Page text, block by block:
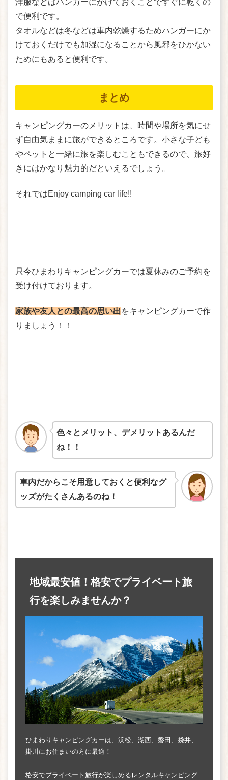
で便利です。
タオルなどは冬などは車内乾燥するためハンガーにか
けておくだけでも加湿になることから風邪をひかない
ためにもあると便利です。
まとめ
キャンピングカーのメリットは、時間や場所を気にせ
ず自由気ままに旅ができるところです。小さな子ども
やペットと一緒に旅を楽しむこともできるので、旅好
きにはかなり魅力的だといえるでしょう。
それではEnjoy camping car life!!
只今ひまわりキャンピングカーでは夏休みのご予約を
受け付けております。
家族や友人との最高の思い出をキャンピングカーで作
りましょう！！
色々とメリット、デメリットあるんだ
ね！！
車内だからこそ用意しておくと便利なグ
ッズがたくさんあるのね！
地域最安値！格安でプライベート旅
行を楽しみませんか？
ひまわりキャンピングカーは、浜松、湖西、磐田、袋井、
掛川にお住まいの方に最適！
格安でプライベート旅行が楽しめるレンタルキャンピング